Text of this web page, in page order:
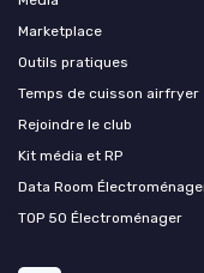
Marketplace
Outils pratiques
Temps de cuisson airfryer
Rejoindre le club
Kit média et RP
Data Room
TOP 50 Électroménager